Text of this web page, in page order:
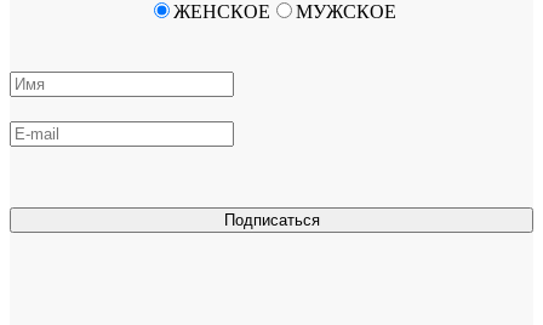
Подписаться
ЖЕНСКОЕ МУЖСКОЕ